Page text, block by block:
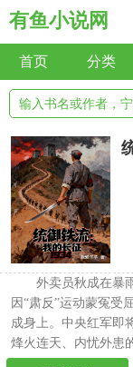
有鱼小说网
首页 分类
外卖员秋成在暴
因“肃反”运动蒙冤
成身上。中央红军即
烽火连天、内忧外患